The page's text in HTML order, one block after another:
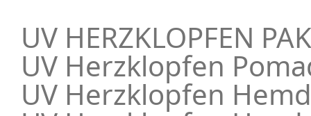
UV HERZKLOPFEN
UV Herzklopfen
UV Herzklopfen